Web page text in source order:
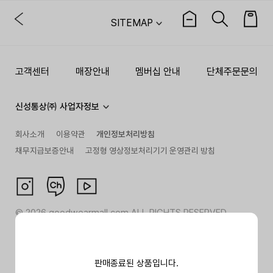
판매종료된 상품입니다.
SITEMAP
고객센터 매장안내 멤버십 안내 단체주문문의
신성통상㈜ 사업자정보
회사소개 이용약관
개인정보처리방침
채무지급보증안내
고정형 영상정보처리기기 운영관리 방침
©2026goodwearmall.com ALL RIGHTS RESERVED